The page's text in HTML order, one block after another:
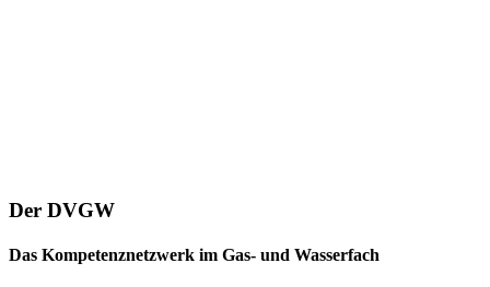
Der DVGW
Das Kompetenznetzwerk im Gas- und Wasserfach